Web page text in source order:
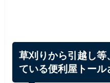
草刈りから引越し等
ている便利屋トール